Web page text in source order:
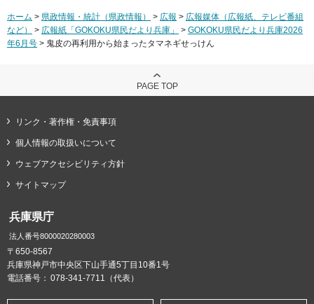
ホーム > 県政情報・統計（県政情報） > 広報 > 広報媒体（広報紙、テレビ番組
など）
> 広報紙「GOKOKU県民だより兵庫」 > GOKOKU県民だより兵庫2026
年6月号 > 鬼皮の再利用から始まったタマネギせっけん
PAGE TOP
リンク・著作権・免責事項
個人情報の取扱いについて
ウェブアクセシビリティ方針
サイトマップ
兵庫県庁
法人番号8000020280003
〒650-8567
兵庫県神戸市中央区下山手通5丁目10番1号
電話番号： 078-341-7711（代表）